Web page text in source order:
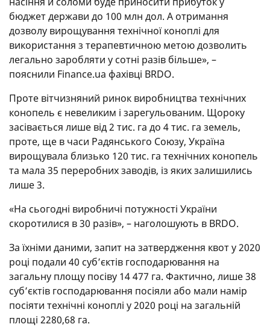
бюджет держави до 100 млн дол. А отримання
дозволу вирощування технічної коноплі для
використання з терапевтичною метою дозволить
легально заробляти у сотні разів більше», –
пояснили Finance.ua фахівці BRDO.
Проте вітчизняний ринок виробництва технічних
конопель є невеликим і зарегульованим. Щороку
засівається лише від 2 тис. га до 4 тис. га земель,
проте, ще в часи Радянського Союзу, Україна
вирощувала близько 120 тис. га технічних конопель
та мала 35 переробних заводів, із яких залишились
лише 3.
«На сьогодні виробничі потужності України
скоротилися в 30 разів», – наголошують в BRDO.
За їхніми даними, запит на затвердження квот у 2020
році подали 40 суб’єктів господарювання на
загальну площу посіву 14 477 га. Фактично, лише 38
суб’єктів господарювання посіяли або мали намір
посіяти технічні коноплі у 2020 році на загальній
площі 2280,68 га.